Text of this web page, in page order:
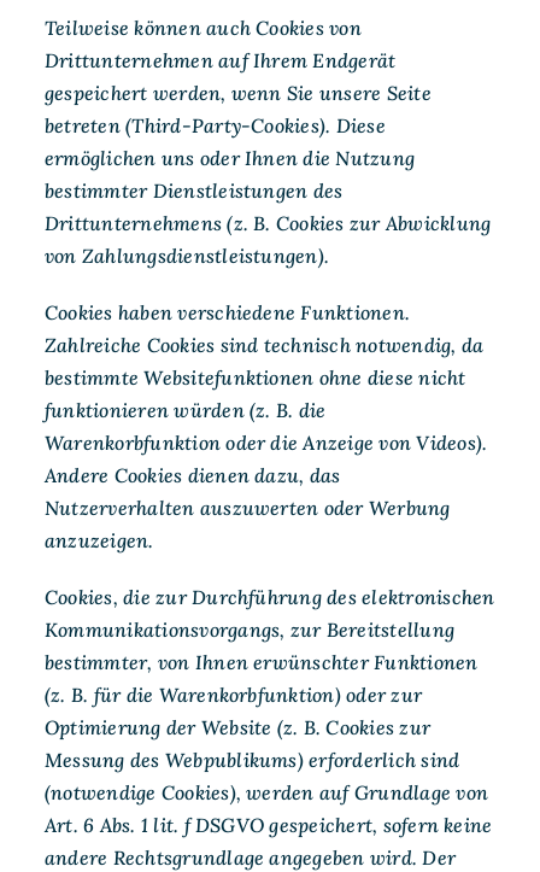
Teilweise können auch Cookies von
Drittunternehmen auf Ihrem Endgerät
gespeichert werden, wenn Sie unsere Seite
betreten (Third-Party-Cookies). Diese
ermöglichen uns oder Ihnen die Nutzung
bestimmter Dienstleistungen des
Drittunternehmens (z. B. Cookies zur Abwicklung
von Zahlungsdienstleistungen).
Cookies haben verschiedene Funktionen.
Zahlreiche Cookies sind technisch notwendig, da
bestimmte Websitefunktionen ohne diese nicht
funktionieren würden (z. B. die
Warenkorbfunktion oder die Anzeige von Videos).
Andere Cookies dienen dazu, das
Nutzerverhalten auszuwerten oder Werbung
anzuzeigen.
Cookies, die zur Durchführung des elektronischen
Kommunikationsvorgangs, zur Bereitstellung
bestimmter, von Ihnen erwünschter Funktionen
(z. B. für die Warenkorbfunktion) oder zur
Optimierung der Website (z. B. Cookies zur
Messung des Webpublikums) erforderlich sind
(notwendige Cookies), werden auf Grundlage von
Art. 6 Abs. 1 lit. f DSGVO gespeichert, sofern keine
andere Rechtsgrundlage angegeben wird. Der